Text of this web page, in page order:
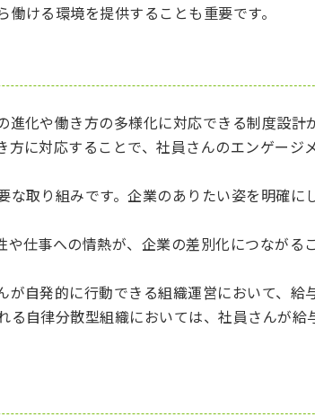
ける環境を提供することも重要です。
化や働き方の多様化に対応できる制度設計
に対応することで、社員さんのエンゲージ
取り組みです。企業のありたい姿を明確に
仕事への情熱が、企業の差別化につながる
自発的に行動できる組織運営において、給
自律分散型組織においては、社員さんが給